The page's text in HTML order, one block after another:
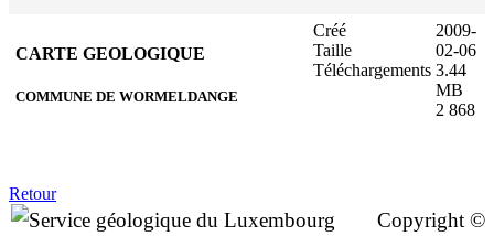
CARTE GEOLOGIQUE
COMMUNE DE WORMELDANGE
Créé
Taille
Téléchargements
2009-
02-06
3.44
MB
2 868
Retour
Copyright ©